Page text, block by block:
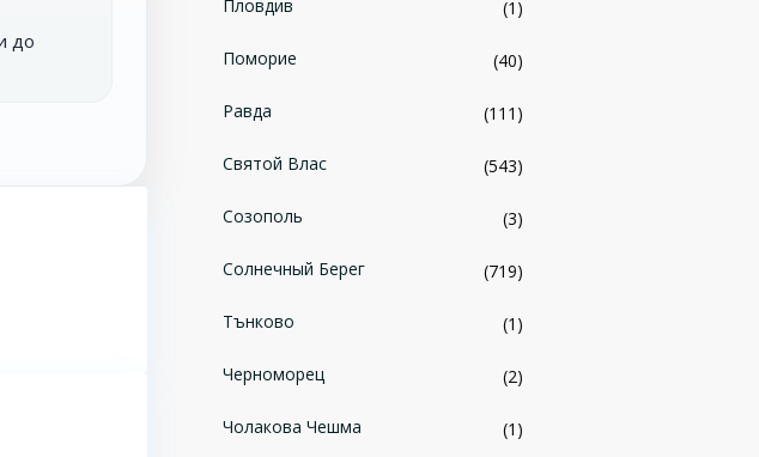
до
Пловдив (1)
Поморие (40)
Равда (111)
Святой Влас (543)
Созополь (3)
Солнечный Берег (719)
Тънково (1)
Черноморец (2)
Чолакова Чешма (1)